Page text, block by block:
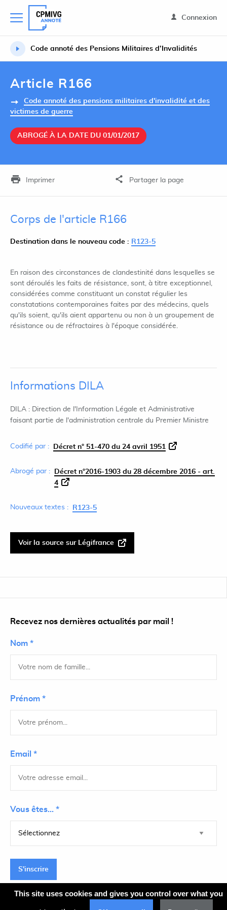
Connexion
Code annoté des Pensions Militaires d’Invalidités
Article R166
Code annoté des pensions militaires d'invalidité et des
victimes de guerre
ABROGÉ À LA DATE DU 01/01/2017
Imprimer Partager la page
Corps de l'article R166
Destination dans le nouveau code : R123-5
En raison des circonstances de clandestinité dans lesquelles se
sont déroulés les faits de résistance, sont, à titre exceptionnel,
considérées comme constituant un constat régulier les
constatations contemporaines faites par des médecins, quels
qu'ils soient, qu'ils aient appartenu ou non à un groupement de
résistance ou de réfractaires à l'époque considérée.
Informations DILA
DILA : Direction de l'Information Légale et Administrative
faisant partie de l'administration centrale du Premier Ministre
Codifié par : Décret n° 51-470 du 24 avril 1951
Abrogé par :
Décret n°2016-1903 du 28 décembre 2016 - art.
4
Nouveaux textes : R123-5
Voir la source sur Légifrance
Recevez nos dernières actualités par mail !
Nom *
Prénom *
Email *
Vous êtes... *
S'inscrire
This site uses cookies and gives you control over what you